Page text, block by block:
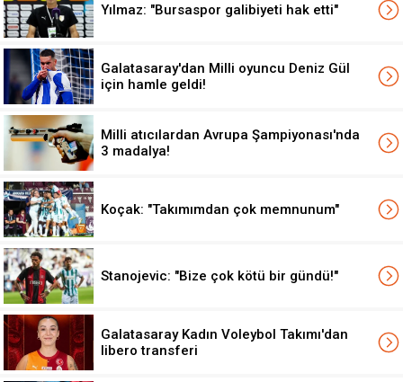
Yılmaz: "Bursaspor galibiyeti hak etti"
Galatasaray'dan Milli oyuncu Deniz Gül
için hamle geldi!
Milli atıcılardan Avrupa Şampiyonası'nda
3 madalya!
Koçak: "Takımımdan çok memnunum"
Stanojevic: "Bize çok kötü bir gündü!"
Galatasaray Kadın Voleybol Takımı'dan
libero transferi